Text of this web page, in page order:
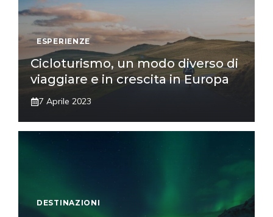
ESPERIENZE
Cicloturismo, un modo diverso di
viaggiare e in crescita in Europa
7 Aprile 2023
DESTINAZIONI